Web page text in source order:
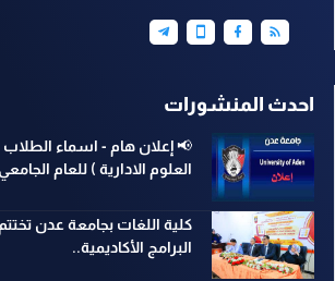
احدث المنشورات
📢 إعلان هام - اسماء الطلاب
العلوم الادارية ) للعام
كلية اللغات بجامعة عدن
البرامج الأكاديمية..